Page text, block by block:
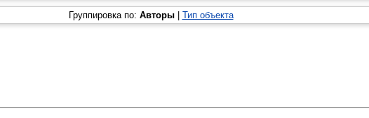
Группировка по: Авторы| Тип объекта